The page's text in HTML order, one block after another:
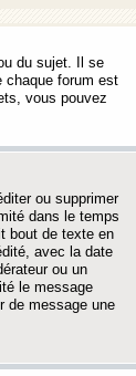
du sujet. Il se
chaque forum est
vous pouvez
ou supprimer
dans le temps
bout de texte en
avec la date
ou un
le message
de message une